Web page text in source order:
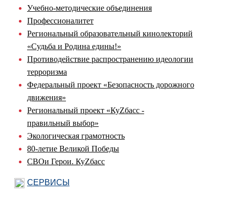
Учебно-методические объединения
Профессионалитет
Региональный образовательный кинолекторий
«Судьба и Родина едины!»
Противодействие распространению идеологии
терроризма
Федеральный проект «Безопасность дорожного
движения»
Региональный проект «КуZбасс -
правильный выбор»
Экологическая грамотность
80-летие Великой Победы
СВОи Герои. КуZбасс
СЕРВИСЫ